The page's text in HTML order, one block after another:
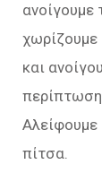
ανοίγουμε
χωρίζουμε
και
περίπτωση
Αλείφουμε
πίτσα.